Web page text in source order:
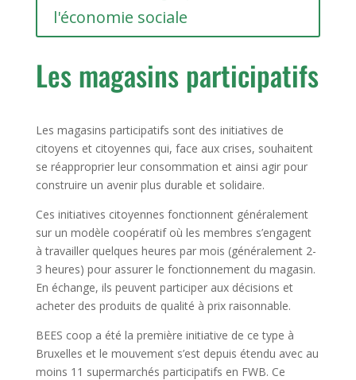
l'économie sociale
Les magasins participatifs
Les magasins participatifs sont des initiatives de
citoyens et citoyennes qui, face aux crises, souhaitent
se réapproprier leur consommation et ainsi agir pour
construire un avenir plus durable et solidaire.
Ces initiatives citoyennes fonctionnent généralement
sur un modèle coopératif où les membres s’engagent
à travailler quelques heures par mois (généralement 2-
3 heures) pour assurer le fonctionnement du magasin.
En échange, ils peuvent participer aux décisions et
acheter des produits de qualité à prix raisonnable.
BEES coop a été la première initiative de ce type à
Bruxelles et le mouvement s’est depuis étendu avec au
moins 11 supermarchés participatifs en FWB. Ce